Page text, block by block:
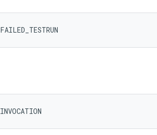
FAILED_TESTRUN
INVOCATION